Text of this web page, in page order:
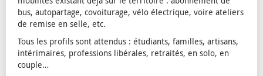
bus, autopartage, covoiturage, vélo électrique, voire ateliers
de remise en selle, etc.
Tous les profils sont attendus : étudiants, familles, artisans,
intérimaires, professions libérales, retraités, en solo, en
couple…